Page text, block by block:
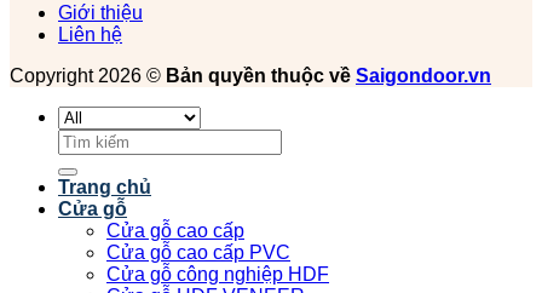
Giới thiệu
Liên hệ
Copyright 2026 © Bản quyền thuộc về Saigondoor.vn
Tìm
kiếm:
Trang chủ
Cửa gỗ
Cửa gỗ cao cấp
Cửa gỗ cao cấp PVC
Cửa gỗ công nghiệp HDF